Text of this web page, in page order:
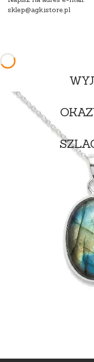
sklep@agk.istore.pl